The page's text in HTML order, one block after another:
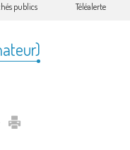
publics Téléalerte